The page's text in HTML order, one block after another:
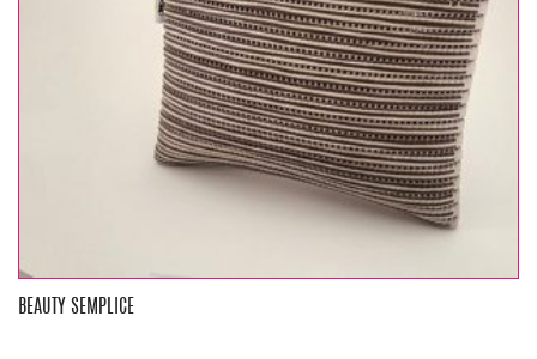
BEAUTY SEMPLICE